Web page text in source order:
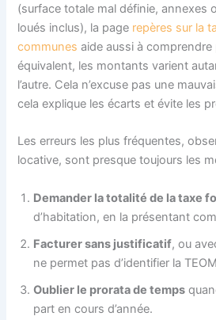
(surface totale mal définie, annexes
loués inclus), la page repères sur la
communes aide aussi à
équivalent, les montants varient
l’autre. Cela n’excuse pas une
cela explique les écarts et évite les
Les erreurs les plus fréquentes,
locative, sont presque toujours les
Demander la totalité de la taxe
d’habitation, en la présentant
Facturer sans justificatif, ou
ne permet pas d’identifier la
Oublier le prorata de temps
part en cours d’année.